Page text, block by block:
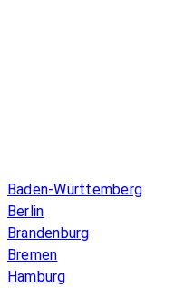
Baden-Württemberg
Berlin
Brandenburg
Bremen
Hamburg